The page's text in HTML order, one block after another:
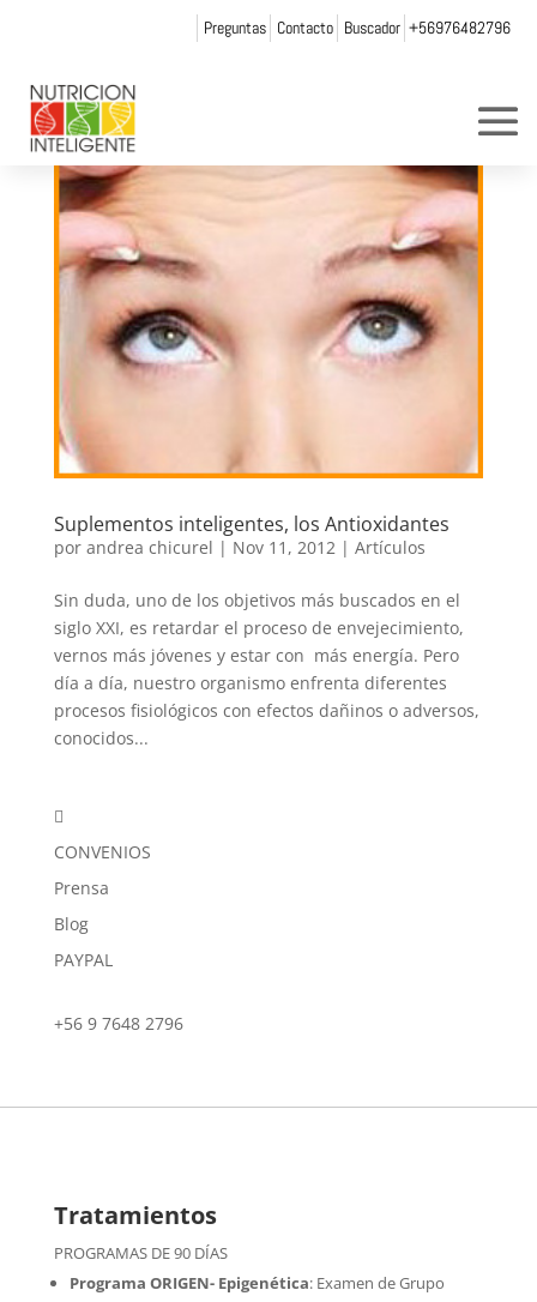
Preguntas Contacto Buscador +56976482796
Suplementos inteligentes, los Antioxidantes
por andrea chicurel | Nov 11, 2012| Artículos
Sin duda, uno de los objetivos más buscados en el
siglo XXI, es retardar el proceso de envejecimiento,
vernos más jóvenes y estar con más energía. Pero
día a día, nuestro organismo enfrenta diferentes
procesos fisiológicos con efectos dañinos o adversos,
conocidos...

CONVENIOS
Prensa
Blog
PAYPAL
+56 9 7648 2796
Tratamientos
PROGRAMAS DE 90 DÍAS
Programa ORIGEN- Epigenética:Examen de Grupo